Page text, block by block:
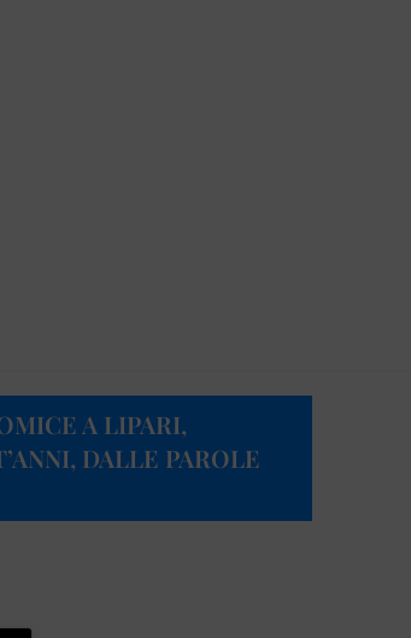
A LIPARI,
DALLE PAROLE